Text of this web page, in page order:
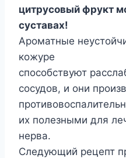
цитрусовый фрукт
суставах!
Ароматные
кожуре
способствуют
сосудов, и они
их полезными для
нерва.
Следующий рецепт